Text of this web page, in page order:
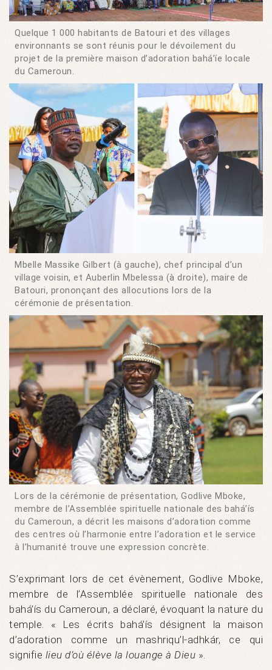
Quelque 1 000 habitants de Batouri et des villages
environnants se sont réunis pour le dévoilement du
projet de la première maison d’adoration bahá’íe locale
du Cameroun.
Mbelle Massike Gilbert (à gauche), chef principal d’un
village voisin, et Auberlin Mbelessa (à droite), maire de
Batouri, prononçant des allocutions lors de la
cérémonie de présentation.
Lors de la cérémonie de présentation, Godlive Mboke,
membre de l’Assemblée spirituelle nationale des bahá’ís
du Cameroun, a décrit les maisons d’adoration comme
des centres où l’harmonie entre l’adoration et le service
à l’humanité trouve une expression concrète.
S’exprimant lors de cet évènement, Godlive Mboke,
membre de l’Assemblée spirituelle nationale des
bahá’ís du Cameroun, a déclaré, évoquant la nature du
temple. « Les écrits bahá’ís désignent la maison
d’adoration comme un mashriqu’l-adhkár, ce qui
signifie lieu d’où élève la louange à Dieu ».